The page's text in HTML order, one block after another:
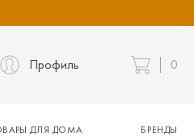
Профиль 0
ДЛЯ ДОМА БРЕНДЫ